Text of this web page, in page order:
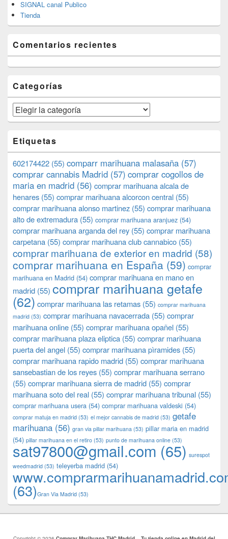
SIGNAL canal Publico
Tienda
Comentarios recientes
Categorías
Categorías
Etiquetas
602174422 (55) comparr marihuana malasaña (57)
comprar cannabis Madrid (57) comprar cogollos de
maria en madrid (56) comprar marihuana alcala de
henares (55) comprar marihuana alcorcon central (55)
comprar marihuana alonso martinez (55) comprar marihuana
alto de extremadura (55) comprar marihuana aranjuez (54)
comprar marihuana arganda del rey (55) comprar marihuana
carpetana (55) comprar marihuana club cannabico (55)
comprar marihuana de exterior en madrid (58)
comprar marihuana en España (59) comprar
marihuana en Madrid (54) comprar marihuana en mano en
madrid (55) comprar marihuana getafe
(62) comprar marihuana las retamas (55) comprar marihuana
madrid (53) comprar marihuana navacerrada (55) comprar
marihuana online (55) comprar marihuana opañel (55)
comprar marihuana plaza eliptica (55) comprar marihuana
puerta del angel (55) comprar marihuana pìramides (55)
comprar marihuana rapido madrid (55) comprar marihuana
sansebastian de los reyes (55) comprar marihuana serrano
(55) comprar marihuana sierra de madrid (55) comprar
marihuana soto del real (55) comprar marihuana tribunal (55)
comprar marihuana usera (54) comprar marihuana valdeski (54)
comprar matuja en madrid (53) el mejor cannabis de madrid (53) getafe
marihuana (56) gran via pillar marihuana (53) pillar maria en madrid
(54) pillar marihuana en el retiro (53) punto de marihuana online (53)
sat97800@gmail.com (65) surespot
weedmadrid (53) teleyerba madrid (54)
(63)​​Gran Via Madrid (53)